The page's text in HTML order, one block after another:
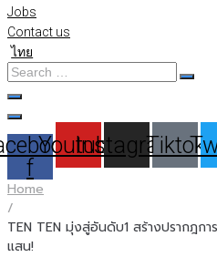
Jobs
Contact us
ไทย
Search
…
f
Youtube
Instagram
Tiktok
Home
/
TEN TEN มุ่งสู่อันดับ1 สร้างปรากฎก
แสน!